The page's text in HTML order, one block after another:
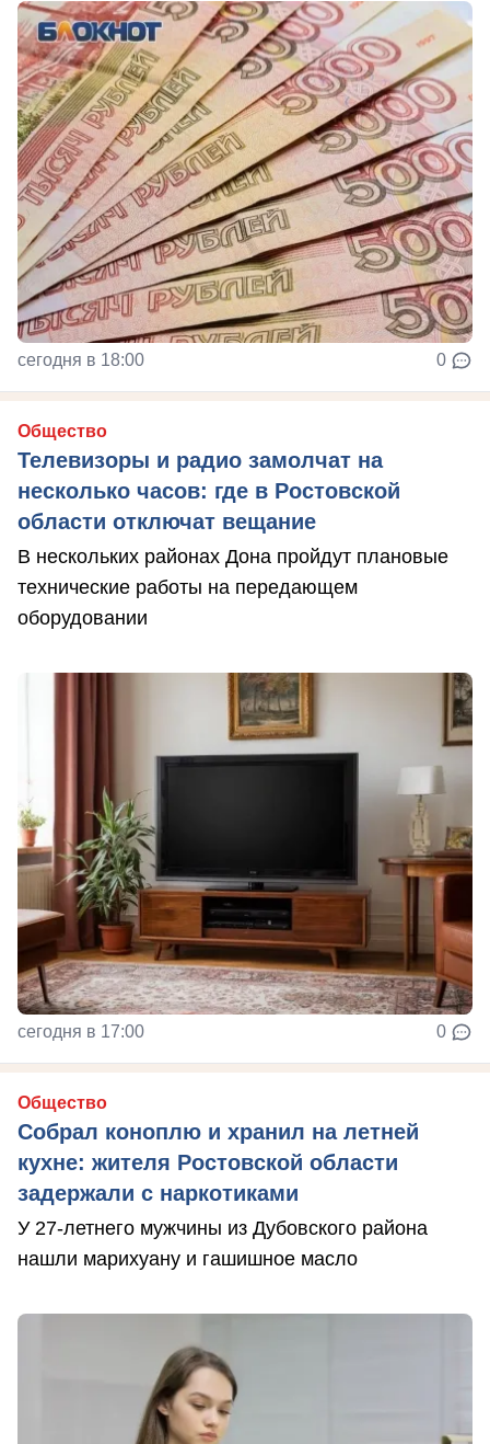
сегодня в 18:00 0
Общество
Телевизоры и радио замолчат на
несколько часов: где в Ростовской
области отключат вещание
В нескольких районах Дона пройдут плановые
технические работы на передающем
оборудовании
сегодня в 17:00 0
Общество
Собрал коноплю и хранил на летней
кухне: жителя Ростовской области
задержали с наркотиками
У 27-летнего мужчины из Дубовского района
нашли марихуану и гашишное масло